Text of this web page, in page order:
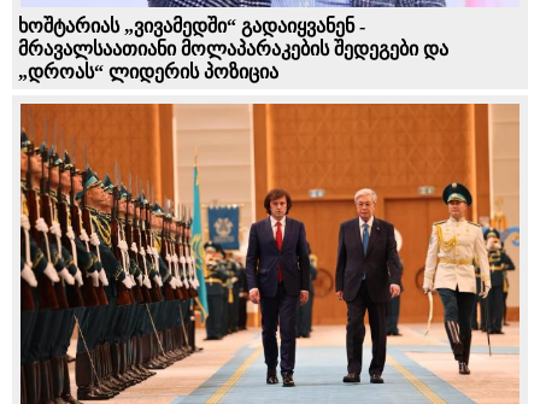
ხოშტარიას „ვივამედში“ გადაიყვანენ -
მრავალსაათიანი მოლაპარაკების შედეგები და
„დროას“ ლიდერის პოზიცია